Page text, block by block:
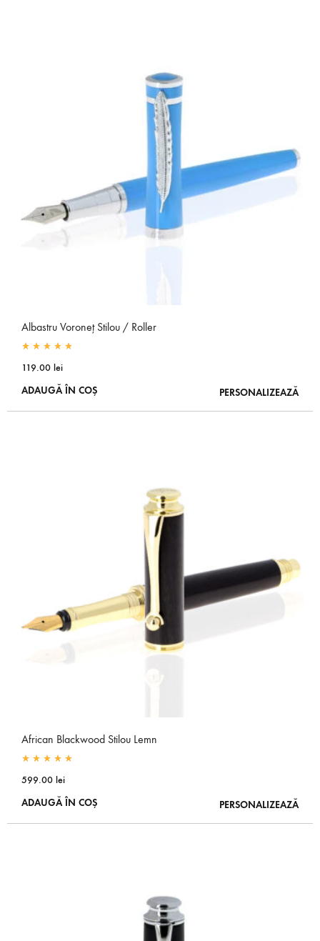
Albastru Voroneț Stilou / Roller
119.00 lei
ADAUGĂ ÎN COȘ
PERSONALIZEAZĂ
African Blackwood Stilou Lemn
599.00 lei
ADAUGĂ ÎN COȘ
PERSONALIZEAZĂ